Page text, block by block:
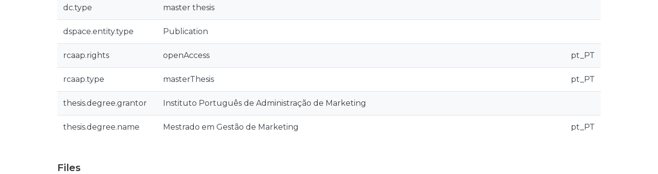
dc.type master thesis
dspace.entity.type Publication
rcaap.rights openAccess pt_PT
rcaap.type masterThesis pt_PT
thesis.degree.grantor Instituto Português de Administração de Marketing
thesis.degree.name Mestrado em Gestão de Marketing pt_PT
Files